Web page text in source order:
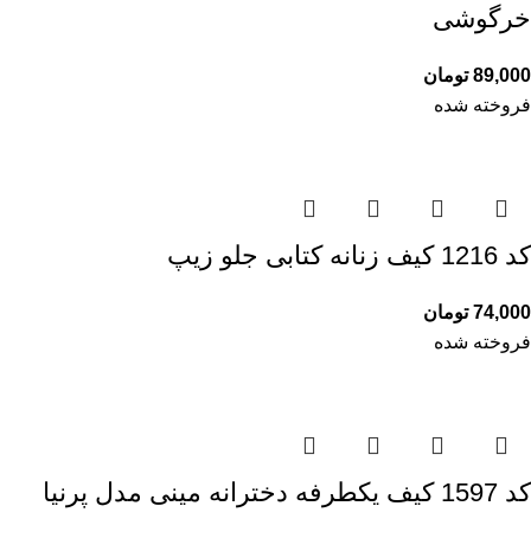
خرگوشی
89,000 تومان
فروخته شده
کد 1216 کیف زنانه کتابی جلو زیپ
74,000 تومان
فروخته شده
کد 1597 کیف یکطرفه دخترانه مینی مدل پرنیا